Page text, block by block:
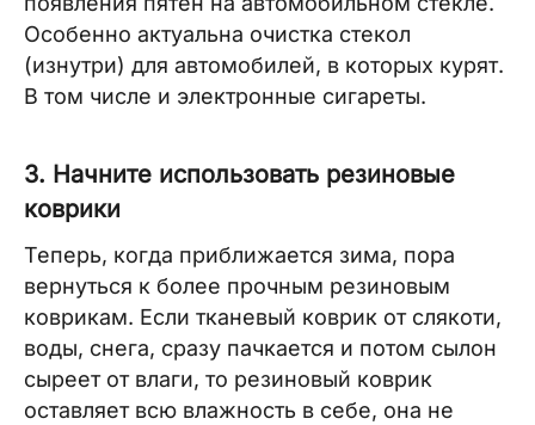
Особенно актуальна очистка стекол
(изнутри) для автомобилей, в которых курят.
В том числе и электронные сигареты.
3. Начните использовать резиновые
коврики
Теперь, когда приближается зима, пора
вернуться к более прочным резиновым
коврикам. Если тканевый коврик от слякоти,
воды, снега, сразу пачкается и потом сылон
сыреет от влаги, то резиновый коврик
оставляет всю влажность в себе, она не